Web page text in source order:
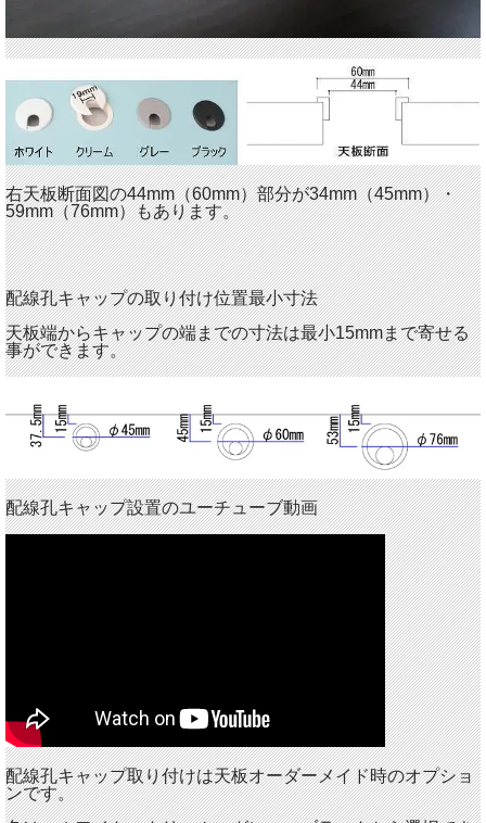
右天板断面図の44mm（60mm）部分が34mm（45mm）・
59mm（76mm）もあります。
配線孔キャップの取り付け位置最小寸法
天板端からキャップの端までの寸法は最小15mmまで寄せる
事ができます。
配線孔キャップ設置のユーチューブ動画
配線孔キャップ取り付けは天板オーダーメイド時のオプショ
ンです。